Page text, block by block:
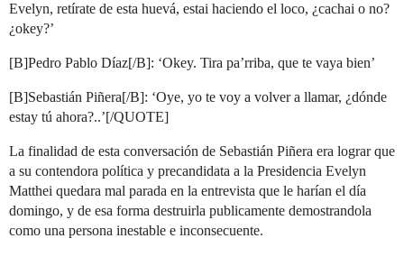
Evelyn, retírate de esta huevá, estai haciendo el loco, ¿cachai o no?
¿okey?’
[B]Pedro Pablo Díaz[/B]: ‘Okey. Tira pa’rriba, que te vaya bien’
[B]Sebastián Piñera[/B]: ‘Oye, yo te voy a volver a llamar, ¿dónde
estay tú ahora?..’[/QUOTE]
La finalidad de esta conversación de Sebastián Piñera era lograr que
a su contendora política y precandidata a la Presidencia Evelyn
Matthei quedara mal parada en la entrevista que le harían el día
domingo, y de esa forma destruirla publicamente demostrandola
como una persona inestable e inconsecuente.